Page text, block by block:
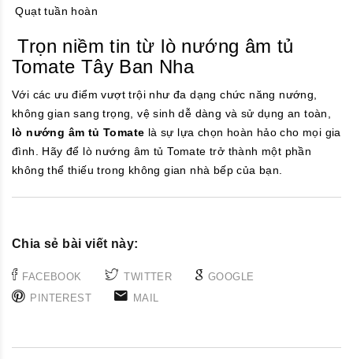
Quạt tuần hoàn
Trọn niềm tin từ lò nướng âm tủ
Tomate Tây Ban Nha
Với các ưu điểm vượt trội như đa dạng chức năng nướng,
không gian sang trọng, vệ sinh dễ dàng và sử dụng an toàn,
lò nướng âm tủ Tomate là sự lựa chọn hoàn hảo cho mọi gia
đình. Hãy để lò nướng âm tủ Tomate trở thành một phần
không thể thiếu trong không gian nhà bếp của bạn.
Chia sẻ bài viết này:
FACEBOOK TWITTER
GOOGLE
PINTEREST
MAIL